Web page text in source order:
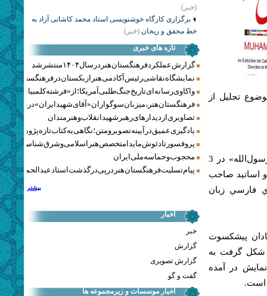
تجليل از
به گزارش روابط عمومي فرهنگستان هنر، نمايشگاه خوشنویسی «محمد رسول‌الله» در 3
اساتيد صاحب
فارسي زبان
پيشكسوت
شكل گرفت به
به نمايش در آمده
است.
(خبر)
برگزاری کارگاه خوشنویسی استاد محمد کاشانی آزاد به
خط محقق و ریحان (خبر)
تازه های خبری
گزارش عملکرد فرهنگستان هنر در سال ۱۴۰۴ منتشر شد
نمایشگاه نقاشی رئیس آکادمی هنر ازبکستان در فرهنگستان هنر
واکاوی رسانه‌ای تاریخ جنگ‌طلبی آمریکا؛ از «فرشته کلمبیا» تا
فرهنگستان هنر، میزبان سوگواران «آقای شهید ایران» در
تصاویری از دیدارهای رهبر شهید انقلاب و هنرمندان
یادگیری عمیق در آیینه تصویر و متن؛ نگاهی به کتاب تازه پژوهشکده
پروفسور تادئوش مایدا متخصص هنر اسلامی و شرق‌شناس
محجوب و حماسه ملی ایران
پیام تسلیت فرهنگستان هنر در پی درگذشت استاد عبدالحمید
بیشتر
اخبار
خبر
گزارش
گزارش تصویری
گفت و گو
اخبار موسسات و زیرمجموعه ها